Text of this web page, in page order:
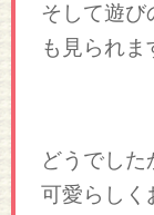
そして遊び
も見られま
どうでし
可愛らしく